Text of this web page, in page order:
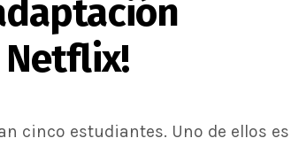
cinco estudiantes. Uno de ellos es